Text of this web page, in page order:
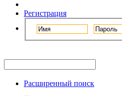
Регистрация
Расширенный поиск